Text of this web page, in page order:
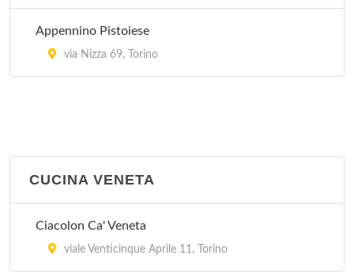
Appennino Pistoiese
via Nizza 69, Torino
CUCINA VENETA
Ciacolon Ca' Veneta
viale Venticinque Aprile 11, Torino